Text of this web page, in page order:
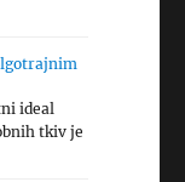
ideal
tkiv je